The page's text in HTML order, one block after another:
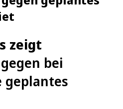
zeigt
bei
geplantes